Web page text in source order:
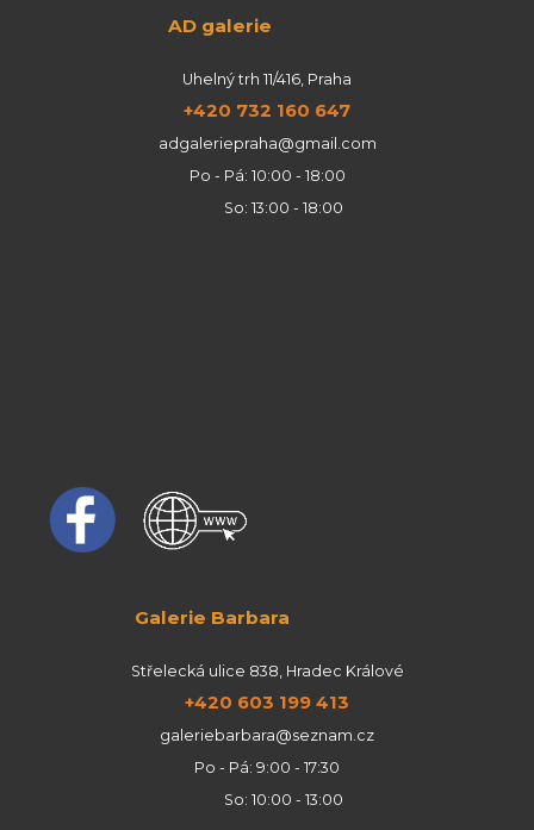
AD galerie
Uhelný trh 11/416, Praha
+420 732 160 647
adgaleriepraha@gmail.com
Po - Pá: 10:00 - 18:00
So: 13:00 - 18:00
Galerie Barbara
Střelecká ulice 838, Hradec Králové
+420 603 199 413
galeriebarbara@seznam.cz
Po - Pá: 9:00 - 17:30
So: 10:00 - 13:00